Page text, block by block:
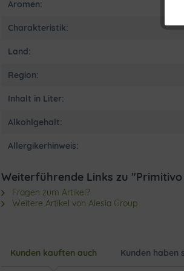
Aromen:
Charakteristik:
Land:
Region:
Inhalt in Liter:
Alkohlgehalt:
Allergikerhinweis:
Weiterführende Links zu
Fragen zum Artikel?
Weitere Artikel von Alesia Group
Kunden kauften auch Kunden haben